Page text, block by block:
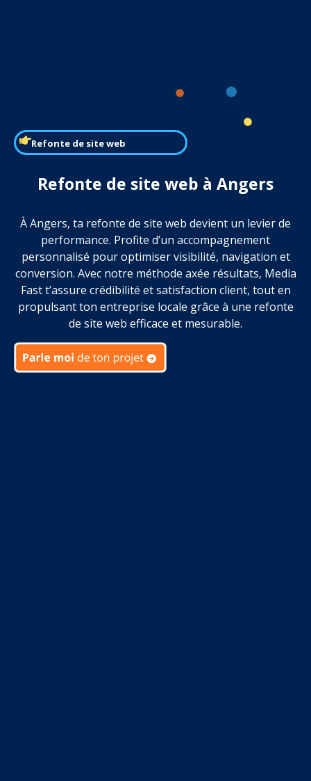
Refonte de site web
Refonte de site web à Angers
À Angers, ta refonte de site web devient un levier de
performance. Profite d’un accompagnement
personnalisé pour optimiser visibilité, navigation et
conversion. Avec notre méthode axée résultats, Media
Fast t’assure crédibilité et satisfaction client, tout en
propulsant ton entreprise locale grâce à une refonte
de site web efficace et mesurable.